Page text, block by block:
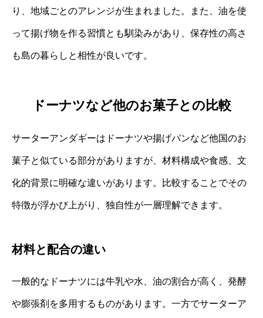
り、地域ごとのアレンジが生まれました。また、油を使
って揚げ物を作る習慣とも馴染みがあり、保存性の高さ
も島の暮らしと相性が良いです。
ドーナツなど他のお菓子との比較
サーターアンダギーはドーナツや揚げパンなど他国のお
菓子と似ている部分がありますが、材料構成や食感、文
化的背景に明確な違いがあります。比較することでその
特徴が浮かび上がり、独自性が一層理解できます。
材料と配合の違い
一般的なドーナツには牛乳や水、油の割合が高く、発酵
や膨張剤を多用するものがあります。一方でサーターア